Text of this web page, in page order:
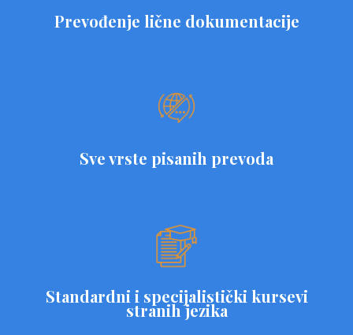
Prevođenje lične dokumentacije
Sve vrste pisanih prevoda
Standardni i specijalistički kursevi
stranih jezika